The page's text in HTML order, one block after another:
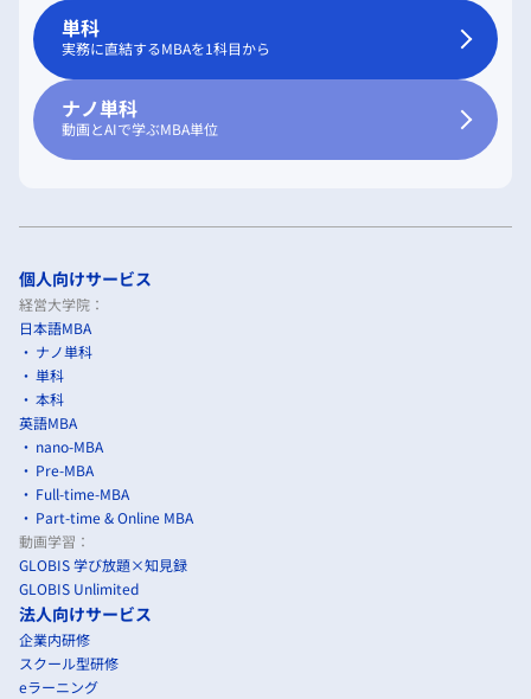
単科
実務に直結するMBAを1科目から
ナノ単科
動画とAIで学ぶMBA単位
個人向けサービス
経営大学院：
日本語MBA
ナノ単科
単科
本科
英語MBA
nano-MBA
Pre-MBA
Full-time-MBA
Part-time & Online MBA
動画学習：
GLOBIS 学び放題×知見録
GLOBIS Unlimited
法人向けサービス
企業内研修
スクール型研修
eラーニング